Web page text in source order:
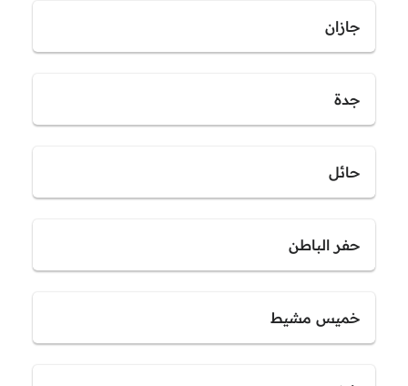
جازان
جدة
حائل
حفر الباطن
خميس مشيط